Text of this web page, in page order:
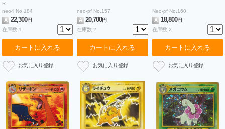
R
neo4 No.184
A
22,300円
在庫数:1
カートに入れる
neo-pf No.157
A
20,700円
在庫数:2
カートに入れる
Neo-pf No.160
A 18,800円
在庫数:2
カートに入れる